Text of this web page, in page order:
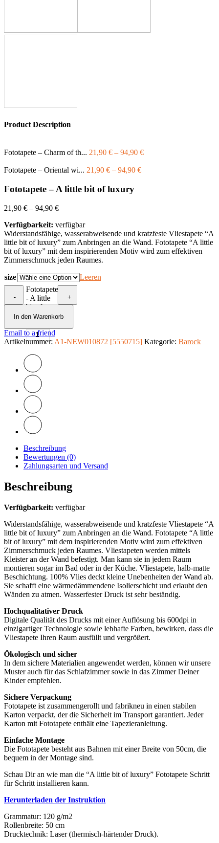
Product Description
Fototapete – Charm of th... 21,90 € – 94,90 €
Fototapete – Oriental wi... 21,90 € – 94,90 €
Fototapete – A little bit of luxury
21,90 € – 94,90 €
Verfügbarkeit: verfügbar
Widerstandsfähige, wasserabweisende und kratzfeste Vliestapete “A
little bit of luxury” zum Anbringen an die Wand. Fototapete “A little
bit of luxury” mit dem inspirierenden Motiv wird zum effektiven
Zimmerschmuck jeden Raumes.
size Leeren
-
Fototapete
- A little
bit of
luxury
+
In den Warenkorb
Email to a friend
Artikelnummer: A1-NEW010872 [5550715] Kategorie: Barock
Beschreibung
Bewertungen (0)
Zahlungsarten und Versand
Beschreibung
Verfügbarkeit: verfügbar
Widerstandsfähige, wasserabweisende und kratzfeste Vliestapete “A
little bit of luxury” zum Anbringen an die Wand. Fototapete “A little
bit of luxury” mit dem inspirierenden Motiv wird zum effektiven
Zimmerschmuck jeden Raumes. Vliestapeten werden mittels
Kleister an der Wand befestigt. Man kann sie in jedem Raum
montieren sogar im Bad oder in der Küche. Vliestapete, halb-matte
Beschichtung. 100% Vlies deckt kleine Unebenheiten der Wand ab.
Sie schafft eine wärmedämmendene Isolierschicht und erlaubt den
Wänden zu atmen. Wasserfester Druck ist sehr beständig.
Hochqualitativer Druck
Digitale Qualität des Drucks mit einer Auflösung bis 600dpi in
einzigartiger Technologie sowie lebhafte Farben, bewirken, dass die
Vliestapete Ihren Raum ausfüllt und vergrößert.
Ökologisch und sicher
In dem sichere Materialien angewendet werden, können wir unsere
Muster auch für das Schlafzimmer sowie in das Zimmer Deiner
Kinder empfehlen.
Sichere Verpackung
Fototapete ist zusammengerollt und fabrikneu in einen stabilen
Karton verpackt, der die Sicherheit im Transport garantiert. Jeder
Karton mit Fototapete enthält eine Tapezieranleitung.
Einfache Montage
Die Fototapete besteht aus Bahnen mit einer Breite von 50cm, die
bequem in der Montage sind.
Schau Dir an wie man die “A little bit of luxury” Fototapete Schritt
für Schritt installieren kann.
Herunterladen der Instruktion
Grammatur: 120 g/m2
Rollenbreite: 50 cm
Drucktechnik: Laser (thermisch-härtender Druck).